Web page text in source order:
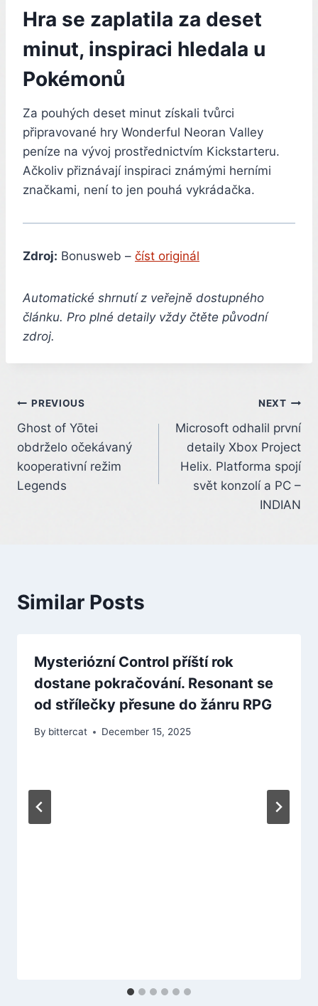
Hra se zaplatila za deset
minut, inspiraci hledala u
Pokémonů
Za pouhých deset minut získali tvůrci
připravované hry Wonderful Neoran Valley
peníze na vývoj prostřednictvím Kickstarteru.
Ačkoliv přiznávají inspiraci známými herními
značkami, není to jen pouhá vykrádačka.
Zdroj: Bonusweb – číst originál
Automatické shrnutí z veřejně dostupného
článku. Pro plné detaily vždy čtěte původní
zdroj.
Post
navigation
PREVIOUS
Ghost of Yōtei
obdrželo očekávaný
kooperativní režim
Legends
NEXT
Microsoft odhalil první
detaily Xbox Project
Helix. Platforma spojí
svět konzolí a PC –
INDIAN
Similar Posts
Mysteriózní Control příští rok
dostane pokračování. Resonant se
od střílečky přesune do žánru RPG
By bittercat December 15, 2025